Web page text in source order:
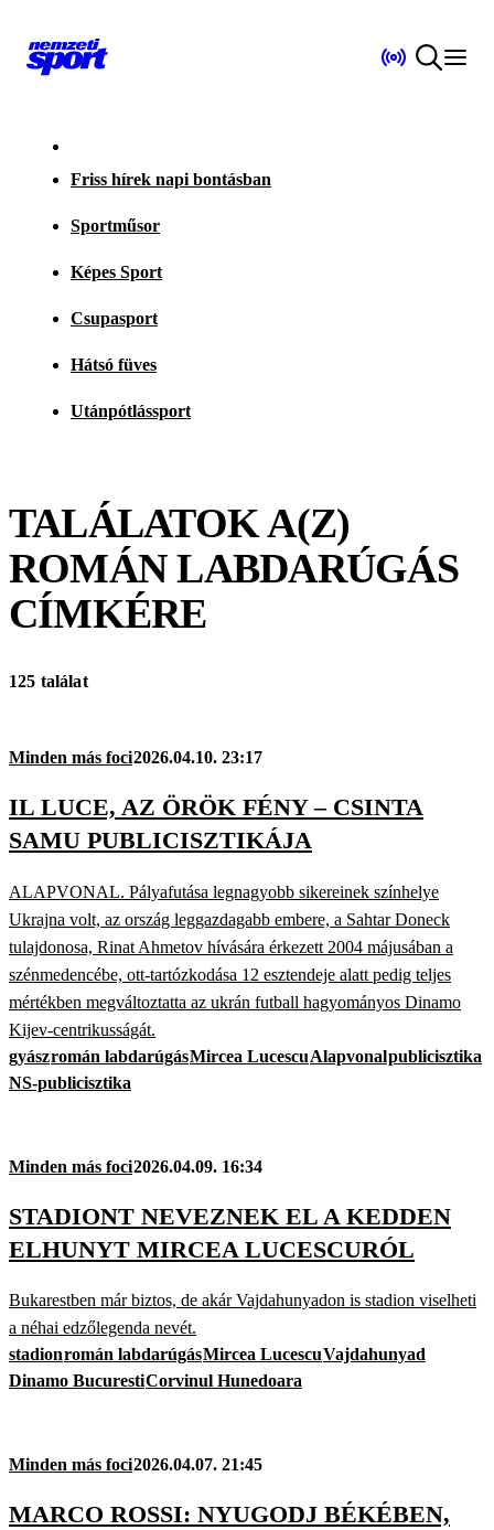
Friss hírek napi bontásban
Sportműsor
Képes Sport
Csupasport
Hátsó füves
Utánpótlássport
TALÁLATOK A(Z)
ROMÁN LABDARÚGÁS
CÍMKÉRE
125 találat
Minden más foci2026.04.10. 23:17
IL LUCE, AZ ÖRÖK FÉNY – CSINTA
SAMU PUBLICISZTIKÁJA
ALAPVONAL. Pályafutása legnagyobb sikereinek színhelye
Ukrajna volt, az ország leggazdagabb embere, a Sahtar Doneck
tulajdonosa, Rinat Ahmetov hívására érkezett 2004 májusában a
szénmedencébe, ott-tartózkodása 12 esztendeje alatt pedig teljes
mértékben megváltoztatta az ukrán futball hagyományos Dinamo
Kijev-centrikusságát.
gyászromán labdarúgásMircea LucescuAlapvonalpublicisztika
NS-publicisztika
Minden más foci2026.04.09. 16:34
STADIONT NEVEZNEK EL A KEDDEN
ELHUNYT MIRCEA LUCESCURÓL
Bukarestben már biztos, de akár Vajdahunyadon is stadion viselheti
a néhai edzőlegenda nevét.
stadionromán labdarúgásMircea LucescuVajdahunyad
Dinamo BucurestiCorvinul Hunedoara
Minden más foci2026.04.07. 21:45
MARCO ROSSI: NYUGODJ BÉKÉBEN,